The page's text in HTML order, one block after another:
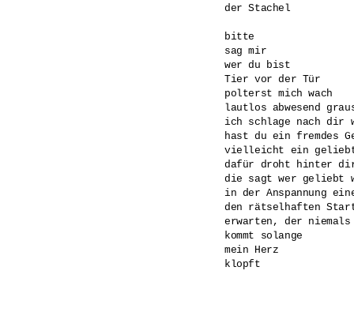
der Stachel
bitte
sag mir
wer du bist
Tier vor der Tür
polterst mich wach
lautlos abwesend
ich schlage nach dir
hast du ein fremdes
vielleicht ein
dafür droht hinter
die sagt wer geliebt
in der Anspannung
den rätselhaften
erwarten, der
kommt solange
mein Herz
klopft